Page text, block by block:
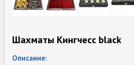
Шахматы Кингчесс black
Описание: